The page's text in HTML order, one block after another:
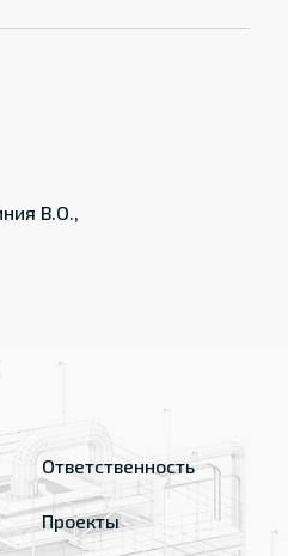
В.О.,
Ответственность
Проекты